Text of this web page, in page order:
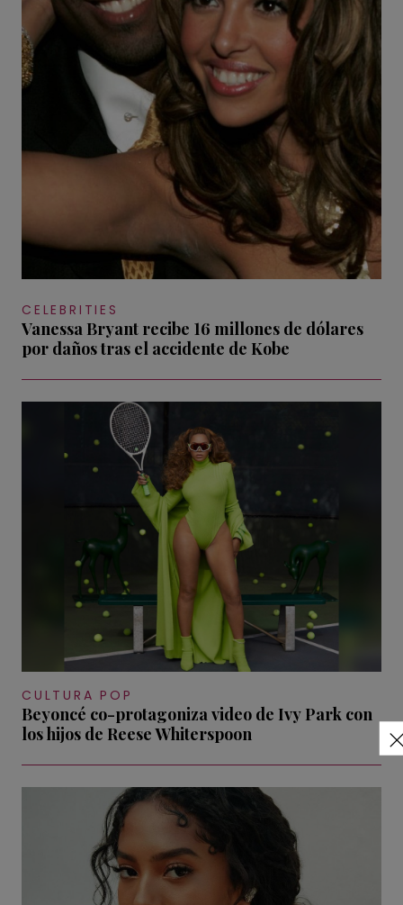
CELEBRITIES
Vanessa Bryant recibe 16 millones de dólares
por daños tras el accidente de Kobe
CULTURA POP
Beyoncé co-protagoniza video de Ivy Park con
los hijos de Reese Whiterspoon